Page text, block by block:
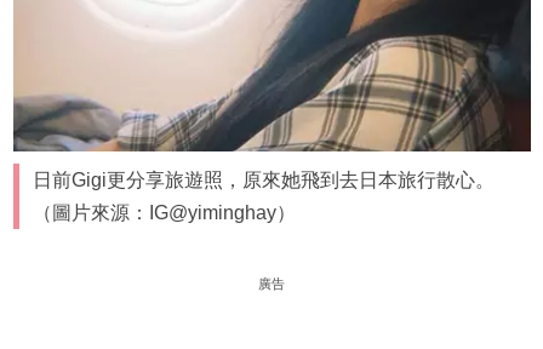
日前Gigi更分享旅遊照，原來她飛到去日本旅行散心。
（圖片來源：IG@yiminghay）
廣告